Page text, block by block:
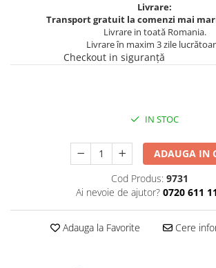
Livrare:
Transport gratuit la comenzi mai
Livrare in toată Romania.
Livrare în maxim 3 zile
Checkout in siguranță
IN STOC
ADAUGA IN
Cod Produs: 9731
Ai nevoie de ajutor? 0720 611
Adauga la Favorite Cere